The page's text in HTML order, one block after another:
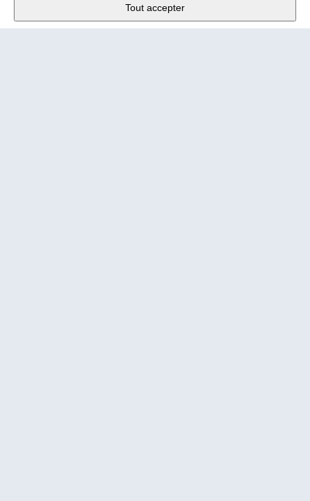
Tél. +4131 377 21 11
Tout accepter